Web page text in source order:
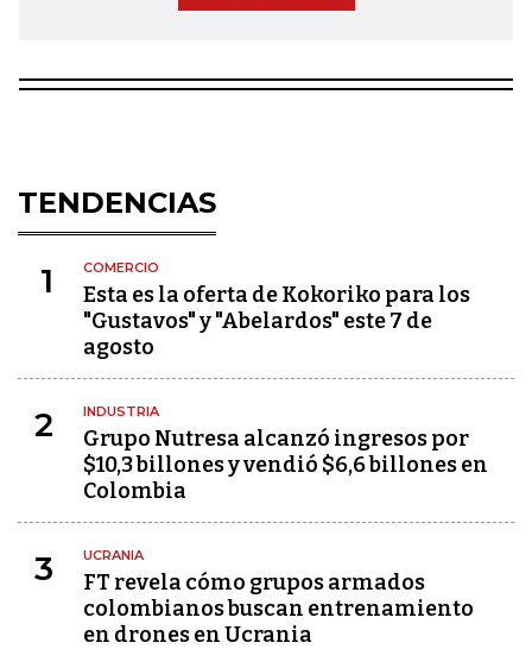
TENDENCIAS
1 COMERCIO
Esta es la oferta de Kokoriko para los
"Gustavos" y "Abelardos" este 7 de
agosto
2 INDUSTRIA
Grupo Nutresa alcanzó ingresos por
$10,3 billones y vendió $6,6 billones en
Colombia
3 UCRANIA
FT revela cómo grupos armados
colombianos buscan entrenamiento
en drones en Ucrania